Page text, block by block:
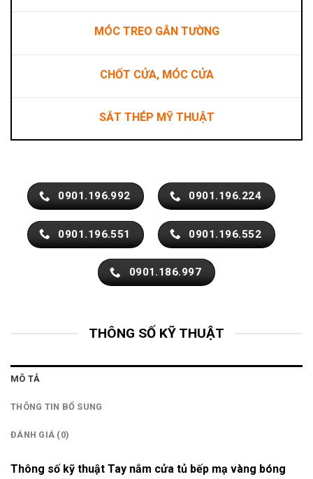
MÓC TREO GẮN TƯỜNG
CHỐT CỬA, MÓC CỬA
SẮT THÉP MỸ THUẬT
0901.196.992 0901.196.224
0901.196.551 0901.196.552
0901.186.997
THÔNG SỐ KỸ THUẬT
MÔ TẢ
THÔNG TIN BỔ SUNG
ĐÁNH GIÁ (0)
Thông số kỹ thuật Tay nắm cửa tủ bếp mạ vàng bóng